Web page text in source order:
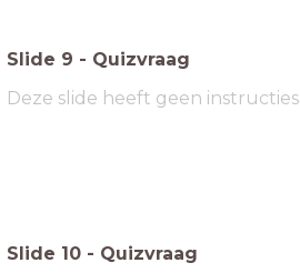
Slide 9 - Quizvraag
Deze slide heeft geen instructies
Slide 10 - Quizvraag